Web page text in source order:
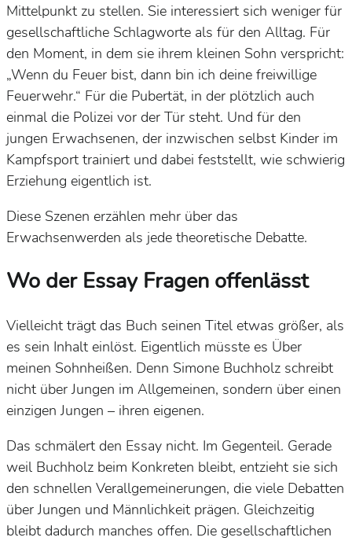
Mittelpunkt zu stellen. Sie interessiert sich weniger für
gesellschaftliche Schlagworte als für den Alltag. Für
den Moment, in dem sie ihrem kleinen Sohn verspricht:
„Wenn du Feuer bist, dann bin ich deine freiwillige
Feuerwehr.“ Für die Pubertät, in der plötzlich auch
einmal die Polizei vor der Tür steht. Und für den
jungen Erwachsenen, der inzwischen selbst Kinder im
Kampfsport trainiert und dabei feststellt, wie schwierig
Erziehung eigentlich ist.
Diese Szenen erzählen mehr über das
Erwachsenwerden als jede theoretische Debatte.
Wo der Essay Fragen offenlässt
Vielleicht trägt das Buch seinen Titel etwas größer, als
es sein Inhalt einlöst. Eigentlich müsste es Über
meinen Sohnheißen. Denn Simone Buchholz schreibt
nicht über Jungen im Allgemeinen, sondern über einen
einzigen Jungen – ihren eigenen.
Das schmälert den Essay nicht. Im Gegenteil. Gerade
weil Buchholz beim Konkreten bleibt, entzieht sie sich
den schnellen Verallgemeinerungen, die viele Debatten
über Jungen und Männlichkeit prägen. Gleichzeitig
bleibt dadurch manches offen. Die gesellschaftlichen